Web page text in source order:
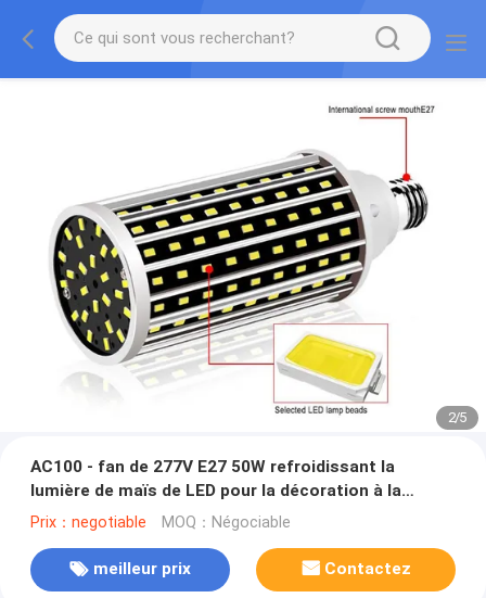
2/5
AC100 - fan de 277V E27 50W refroidissant la
lumière de maïs de LED pour la décoration à la
maison
Prix：negotiable MOQ：Négociable
meilleur prix Contactez